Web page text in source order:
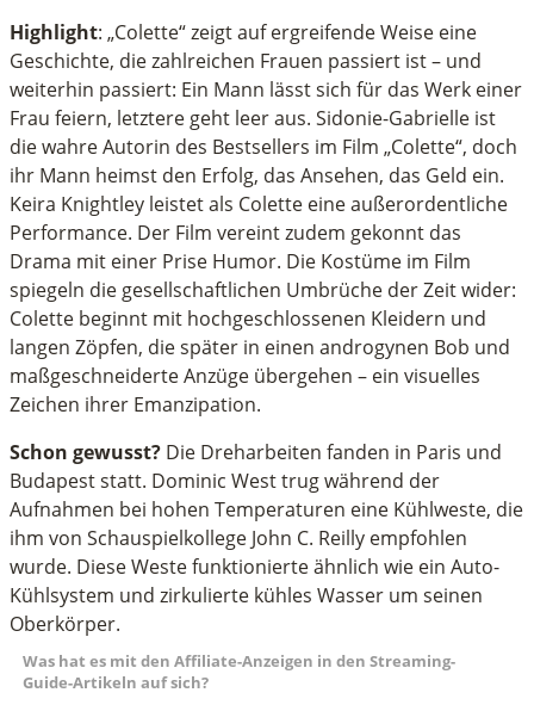
Highlight: „Colette“ zeigt auf ergreifende Weise eine
Geschichte, die zahlreichen Frauen passiert ist – und
weiterhin passiert: Ein Mann lässt sich für das Werk einer
Frau feiern, letztere geht leer aus. Sidonie-Gabrielle ist
die wahre Autorin des Bestsellers im Film „Colette“, doch
ihr Mann heimst den Erfolg, das Ansehen, das Geld ein.
Keira Knightley leistet als Colette eine außerordentliche
Performance. Der Film vereint zudem gekonnt das
Drama mit einer Prise Humor. Die Kostüme im Film
spiegeln die gesellschaftlichen Umbrüche der Zeit wider:
Colette beginnt mit hochgeschlossenen Kleidern und
langen Zöpfen, die später in einen androgynen Bob und
maßgeschneiderte Anzüge übergehen – ein visuelles
Zeichen ihrer Emanzipation.
Schon gewusst? Die Dreharbeiten fanden in Paris und
Budapest statt. Dominic West trug während der
Aufnahmen bei hohen Temperaturen eine Kühlweste, die
ihm von Schauspielkollege John C. Reilly empfohlen
wurde. Diese Weste funktionierte ähnlich wie ein Auto-
Kühlsystem und zirkulierte kühles Wasser um seinen
Oberkörper.
Was hat es mit den Affiliate-Anzeigen in den Streaming-
Guide-Artikeln auf sich?